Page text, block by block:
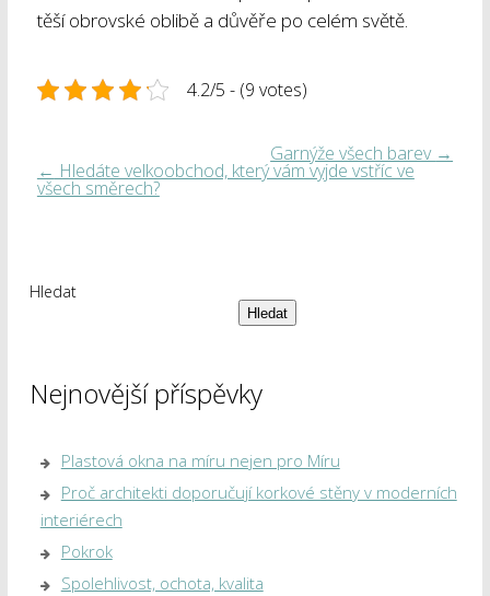
těší obrovské oblibě a důvěře po celém světě.
4.2/5 - (9 votes)
Garnýže všech barev →
← Hledáte velkoobchod, který vám vyjde vstříc ve
všech směrech?
Hledat
Hledat
Nejnovější příspěvky
Plastová okna na míru nejen pro Míru
Proč architekti doporučují korkové stěny v moderních
interiérech
Pokrok
Spolehlivost, ochota, kvalita